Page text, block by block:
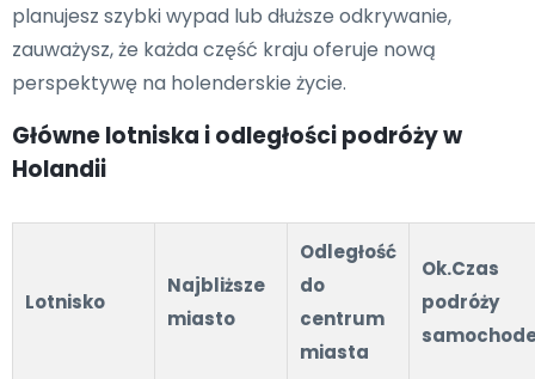
planujesz szybki wypad lub dłuższe odkrywanie,
zauważysz, że każda część kraju oferuje nową
perspektywę na holenderskie życie.
Główne lotniska i odległości podróży w
Holandii
Lotnisko
Najbliższe
miasto
Odległość
do
centrum
miasta
Ok.Czas
podróży